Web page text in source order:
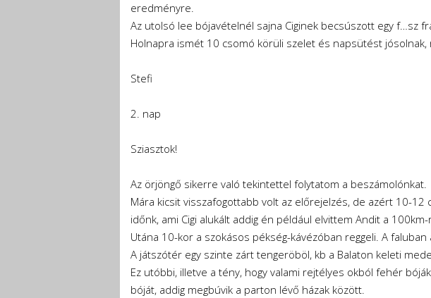
eredményre.
Az utolsó lee bójavételnél sajna Ciginek becsúszott egy f…sz
Holnapra ismét 10 csomó körüli szelet és napsütést jósolnak,
Stefi
2. nap
Sziasztok!
Az örjöngő sikerre való tekintettel folytatom a beszámolónkat.
Mára kicsit visszafogottabb volt az előrejelzés, de azért 10-
időnk, ami Cigi alukált addig én például elvittem Andit a
Utána 10-kor a szokásos pékség-kávézóban reggeli. A
A játszótér egy szinte zárt tengeröböl, kb a Balaton keleti
Ez utóbbi, illetve a tény, hogy valami rejtélyes okból fehér
bóját, addig megbúvik a parton lévő házak között.